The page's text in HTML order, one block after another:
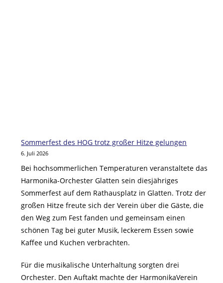
Sommerfest des HOG trotz großer Hitze gelungen
6. Juli 2026
Bei hochsommerlichen Temperaturen veranstaltete das
Harmonika-Orchester Glatten sein diesjähriges
Sommerfest auf dem Rathausplatz in Glatten. Trotz der
großen Hitze freute sich der Verein über die Gäste, die
den Weg zum Fest fanden und gemeinsam einen
schönen Tag bei guter Musik, leckerem Essen sowie
Kaffee und Kuchen verbrachten.
Für die musikalische Unterhaltung sorgten drei
Orchester. Den Auftakt machte der HarmonikaVerein